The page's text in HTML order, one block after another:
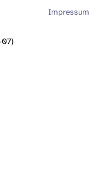
Impressum